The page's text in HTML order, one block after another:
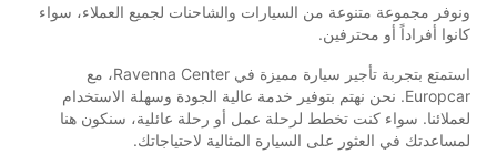
ونوفر مجموعة متنوعة من السيارات والشاحنات لجميع العملاء، سواء
كانوا أفراداً أو محترفين.
استمتع بتجربة تأجير سيارة مميزة في Ravenna Center، مع
Europcar. نحن نهتم بتوفير خدمة عالية الجودة وسهلة الاستخدام
لعملائنا. سواء كنت تخطط لرحلة عمل أو رحلة عائلية، سنكون هنا
لمساعدتك في العثور على السيارة المثالية لاحتياجاتك.